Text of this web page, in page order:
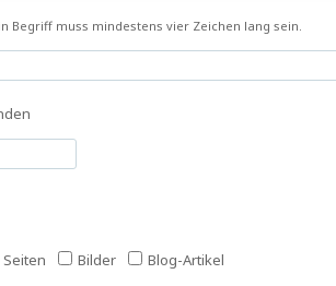
Begriff muss mindestens vier Zeichen lang sein.
Seiten Bilder Blog-Artikel